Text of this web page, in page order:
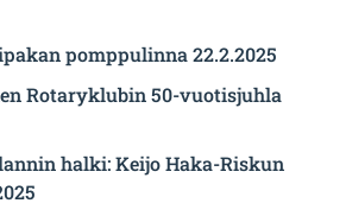
pomppulinna 22.2.2025
Rotaryklubin 50-vuotisjuhla
halki: Keijo Haka-Riskun